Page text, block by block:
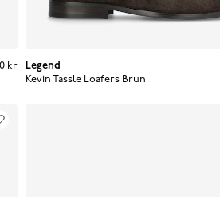
kr
kr
Legend
Kevin Tassle Loafers Brun